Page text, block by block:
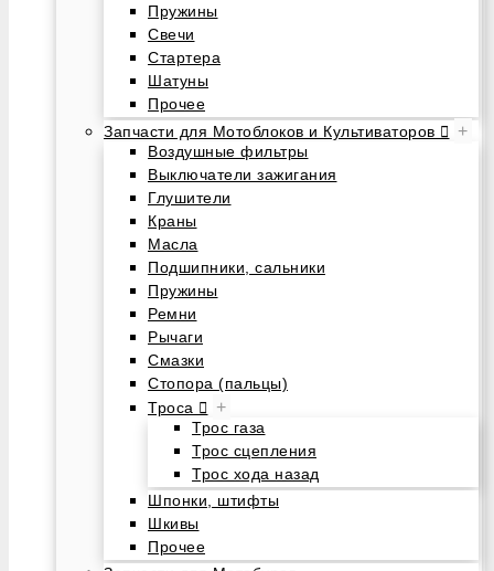
Пружины
Свечи
Стартера
Шатуны
Прочее
Запчасти для Мотоблоков и Культиваторов
+
Воздушные фильтры
Выключатели зажигания
Глушители
Краны
Масла
Подшипники, сальники
Пружины
Ремни
Рычаги
Смазки
Стопора (пальцы)
Троса
+
Трос газа
Трос сцепления
Трос хода назад
Шпонки, штифты
Шкивы
Прочее